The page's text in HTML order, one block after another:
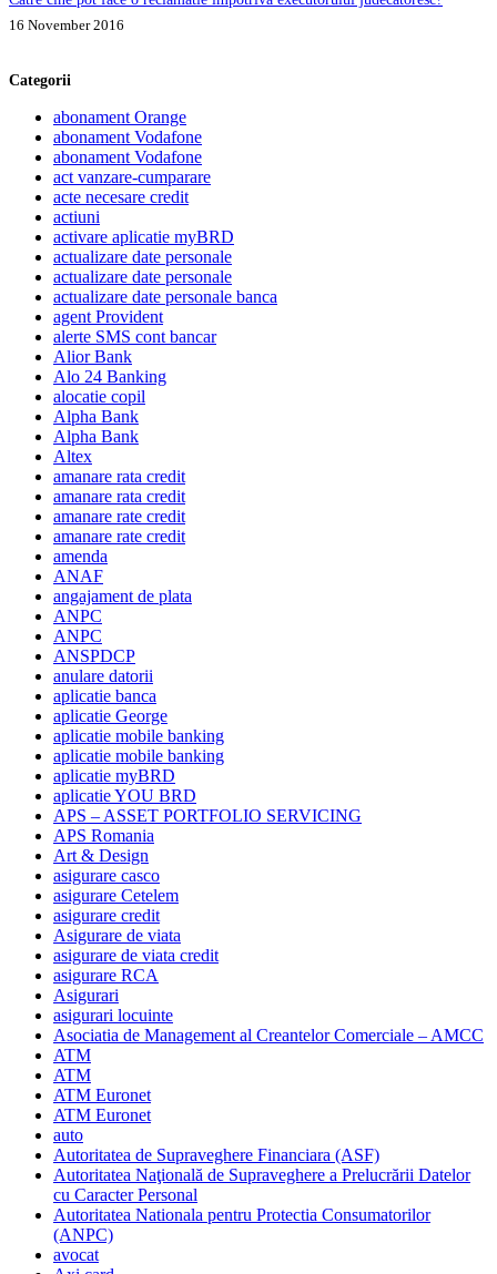
16 November 2016
Categorii
abonament Orange
abonament Vodafone
abonament Vodafone
act vanzare-cumparare
acte necesare credit
actiuni
activare aplicatie myBRD
actualizare date personale
actualizare date personale
actualizare date personale banca
agent Provident
alerte SMS cont bancar
Alior Bank
Alo 24 Banking
alocatie copil
Alpha Bank
Alpha Bank
Altex
amanare rata credit
amanare rata credit
amanare rate credit
amanare rate credit
amenda
ANAF
angajament de plata
ANPC
ANPC
ANSPDCP
anulare datorii
aplicatie banca
aplicatie George
aplicatie mobile banking
aplicatie mobile banking
aplicatie myBRD
aplicatie YOU BRD
APS – ASSET PORTFOLIO SERVICING
APS Romania
Art & Design
asigurare casco
asigurare Cetelem
asigurare credit
Asigurare de viata
asigurare de viata credit
asigurare RCA
Asigurari
asigurari locuinte
Asociatia de Management al Creantelor Comerciale – AMCC
ATM
ATM
ATM Euronet
ATM Euronet
auto
Autoritatea de Supraveghere Financiara (ASF)
Autoritatea Naţională de Supraveghere a Prelucrării Datelor
cu Caracter Personal
Autoritatea Nationala pentru Protectia Consumatorilor
(ANPC)
avocat